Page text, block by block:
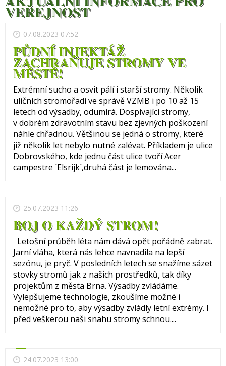
VEŘEJNOST
07.08.2023 07:52
PŮDNÍ INJEKTÁŽ
ZACHRAŇUJE STROMY VE
MĚSTĚ!
Extrémní sucho a osvit pálí i starší stromy. Několik
uličních stromořadí ve správě VZMB i po 10 až 15
letech od výsadby, odumírá. Dospívající stromy,
v dobrém zdravotním stavu bez zjevných poškození
náhle chřadnou. Většinou se jedná o stromy, které
již několik let nebylo nutné zalévat. Příkladem je ulice
Dobrovského, kde jednu část ulice tvoří Acer
campestre ´Elsrijk´,druhá část je lemována...
25.07.2023 11:26
BOJ O KAŽDÝ STROM!
Letošní průběh léta nám dává opět pořádně zabrat.
Jarní vláha, která nás lehce navnadila na lepší
sezónu, je pryč. V posledních letech se snažíme sázet
stovky stromů jak z našich prostředků, tak díky
projektům z města Brna. Výsadby zvládáme.
Vylepšujeme technologie, zkoušíme možné i
nemožné pro to, aby výsadby zvládly letní extrémy. I
před veškerou naši snahu stromy schnou....
24.07.2023 13:00